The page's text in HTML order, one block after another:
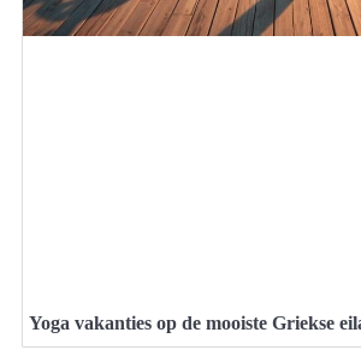
Yoga vakanties op de mooiste Griekse